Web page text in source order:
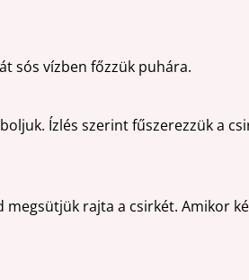
sós vízben főzzük puhára.
Ízlés szerint fűszerezzük a
rajta a csirkét. Amikor